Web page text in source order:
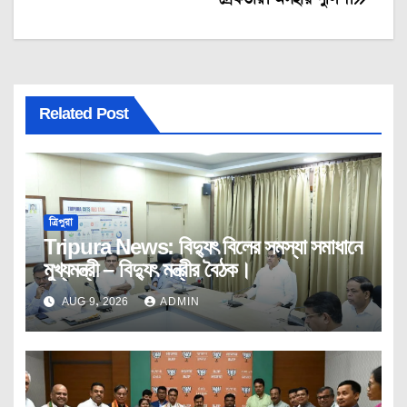
Related Post
ত্রিপুরা
Tripura News: বিদ্যুৎ বিলের সমস্যা সমাধানে
মুখ্যমন্ত্রী – বিদ্যুৎ মন্ত্রীর বৈঠক।
AUG 9, 2026 ADMIN